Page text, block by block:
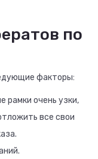
по
факторы:
рамки очень узки,
все свои